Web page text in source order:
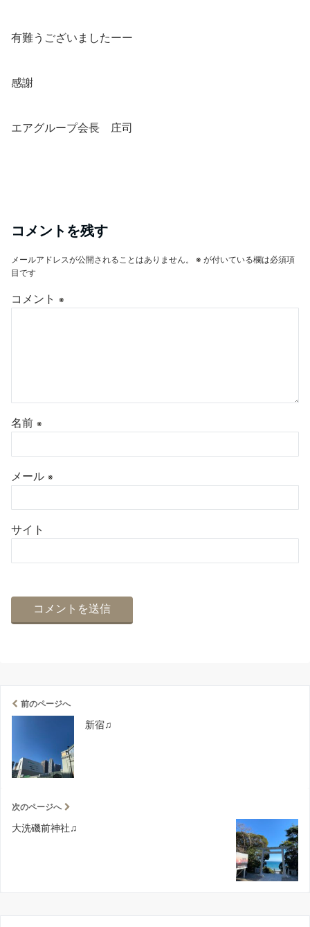
有難うございましたーー
感謝
エアグループ会長 庄司
コメントを残す
メールアドレスが公開されることはありません。 ※ が付いている欄は必須項
目です
コメント ※
名前 ※
メール ※
サイト
前のページへ
新宿♫
次のページへ
大洗磯前神社♫